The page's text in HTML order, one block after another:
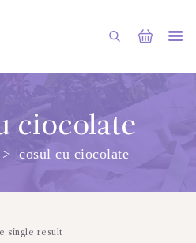
ciocolate
cosul cu ciocolate
single result